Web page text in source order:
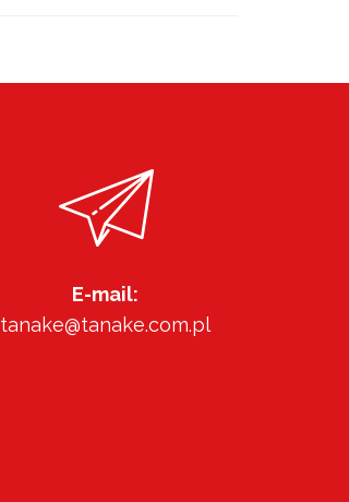
E-mail:
tanake@tanake.com.pl